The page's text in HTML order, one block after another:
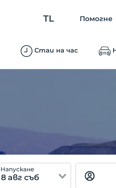
TL Помогне
Стаи на час
Hапускане
8 авг съб